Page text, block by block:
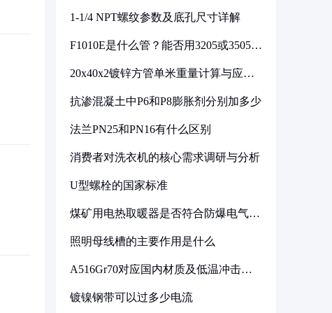
1-1/4 NPT螺纹参数及底孔尺寸详解
F1010E是什么管？能否用3205或3505代
20x40x2镀锌方管单米重量计算与应用
抗渗混凝土中P6和P8膨胀剂分别加多少
法兰PN25和PN16有什么区别
消费者对洗衣机的核心需求调研与分析
U型螺栓的国家标准
煤矿用电热取暖器是否符合防爆电气设
照明母线槽的主要作用是什么
A516Gr70对应国内材质及低温冲击要
镀镍钢带可以过多少电流